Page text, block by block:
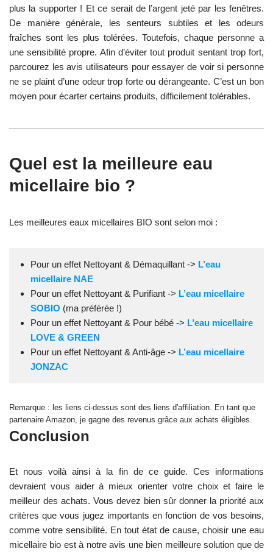
plus la supporter ! Et ce serait de l’argent jeté par les fenêtres.
De manière générale, les senteurs subtiles et les odeurs
fraîches sont les plus tolérées. Toutefois, chaque personne a
une sensibilité propre. Afin d’éviter tout produit sentant trop fort,
parcourez les avis utilisateurs pour essayer de voir si personne
ne se plaint d’une odeur trop forte ou dérangeante. C’est un bon
moyen pour écarter certains produits, difficilement tolérables.
Quel est la meilleure eau
micellaire bio ?
Les meilleures eaux micellaires BIO sont selon moi :
Pour un effet Nettoyant & Démaquillant -> L’eau
micellaire NAE
Pour un effet Nettoyant & Purifiant -> L’eau micellaire
SOBIO (ma préférée !)
Pour un effet Nettoyant & Pour bébé -> L’eau micellaire
LOVE & GREEN
Pour un effet Nettoyant & Anti-âge -> L’eau micellaire
JONZAC
Remarque : les liens ci-dessus sont des liens d'affiliation. En tant que
partenaire Amazon, je gagne des revenus grâce aux achats éligibles.
Conclusion
Et nous voilà ainsi à la fin de ce guide. Ces informations
devraient vous aider à mieux orienter votre choix et faire le
meilleur des achats. Vous devez bien sûr donner la priorité aux
critères que vous jugez importants en fonction de vos besoins,
comme votre sensibilité. En tout état de cause, choisir une eau
micellaire bio est à notre avis une bien meilleure solution que de